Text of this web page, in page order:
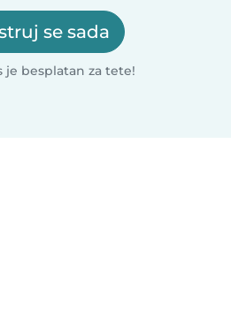
se sada
je besplatan za tete!